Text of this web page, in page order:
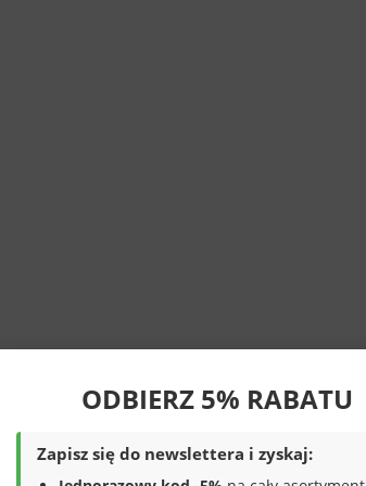
ODBIERZ 5% RABATU
Zapisz się do newslettera i zyskaj: